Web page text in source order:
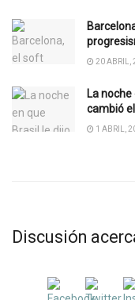
20 ABRIL,
La
cambió
1 ABRIL,
Discusión